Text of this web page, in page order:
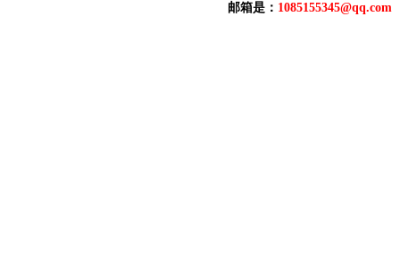
邮箱是： 1085155345@qq.com